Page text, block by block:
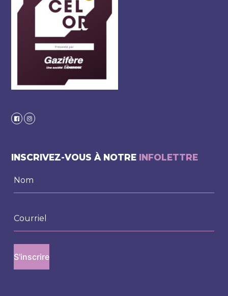
INSCRIVEZ-VOUS À NOTRE INFOLETTRE